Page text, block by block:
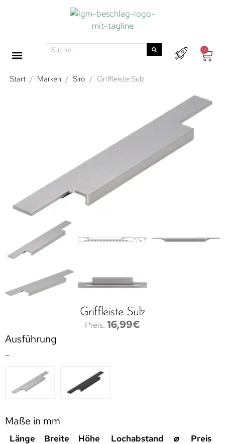
0
Start / Marken / Siro / Griffleiste Sulz
Griffleiste Sulz
16,99€
Ausführung
-
Maße in mm
Länge Breite Höhe Lochabstand ⌀
Preis